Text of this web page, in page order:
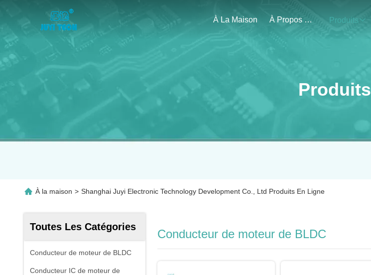
À La Maison À Propos De Nous Produits
Produits
À la maison > Shanghai Juyi Electronic Technology Development Co., Ltd Produits En Ligne
Toutes Les Catégories
Conducteur de moteur de BLDC
Conducteur IC de moteur de
Conducteur de moteur de BLDC